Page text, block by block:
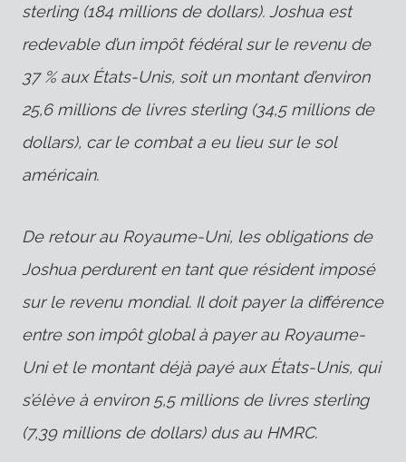
sterling (184 millions de dollars). Joshua est
redevable d’un impôt fédéral sur le revenu de
37 % aux États-Unis, soit un montant d’environ
25,6 millions de livres sterling (34,5 millions de
dollars), car le combat a eu lieu sur le sol
américain.
De retour au Royaume-Uni, les obligations de
Joshua perdurent en tant que résident imposé
sur le revenu mondial. Il doit payer la différence
entre son impôt global à payer au Royaume-
Uni et le montant déjà payé aux États-Unis, qui
s’élève à environ 5,5 millions de livres sterling
(7,39 millions de dollars) dus au HMRC.